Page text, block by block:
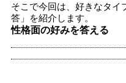
そこで今回は、好きなタイ
答」を紹介します。
性格面の好みを答える